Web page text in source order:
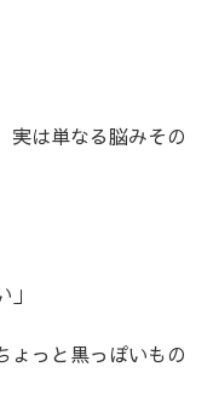
実は単なる脳みその
ょっと黒っぽいもの